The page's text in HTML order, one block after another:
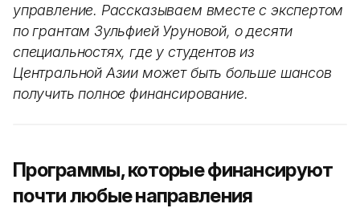
управление. Рассказываем вместе с экспертом
по грантам Зульфией Уруновой, о десяти
специальностях, где у студентов из
Центральной Азии может быть больше шансов
получить полное финансирование.
Программы, которые финансируют
почти любые направления